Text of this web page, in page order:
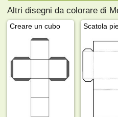
Altri disegni da colorare di
Creare un cubo Scatola